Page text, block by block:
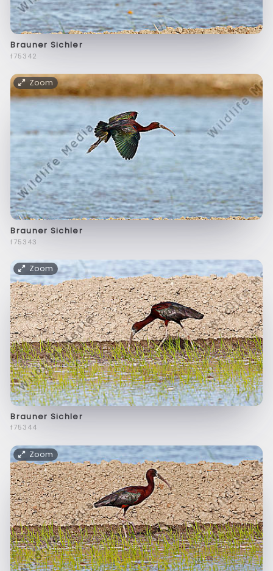
Brauner Sichler
f75342
Zoom
Brauner Sichler
f75343
Zoom
Brauner Sichler
f75344
Zoom